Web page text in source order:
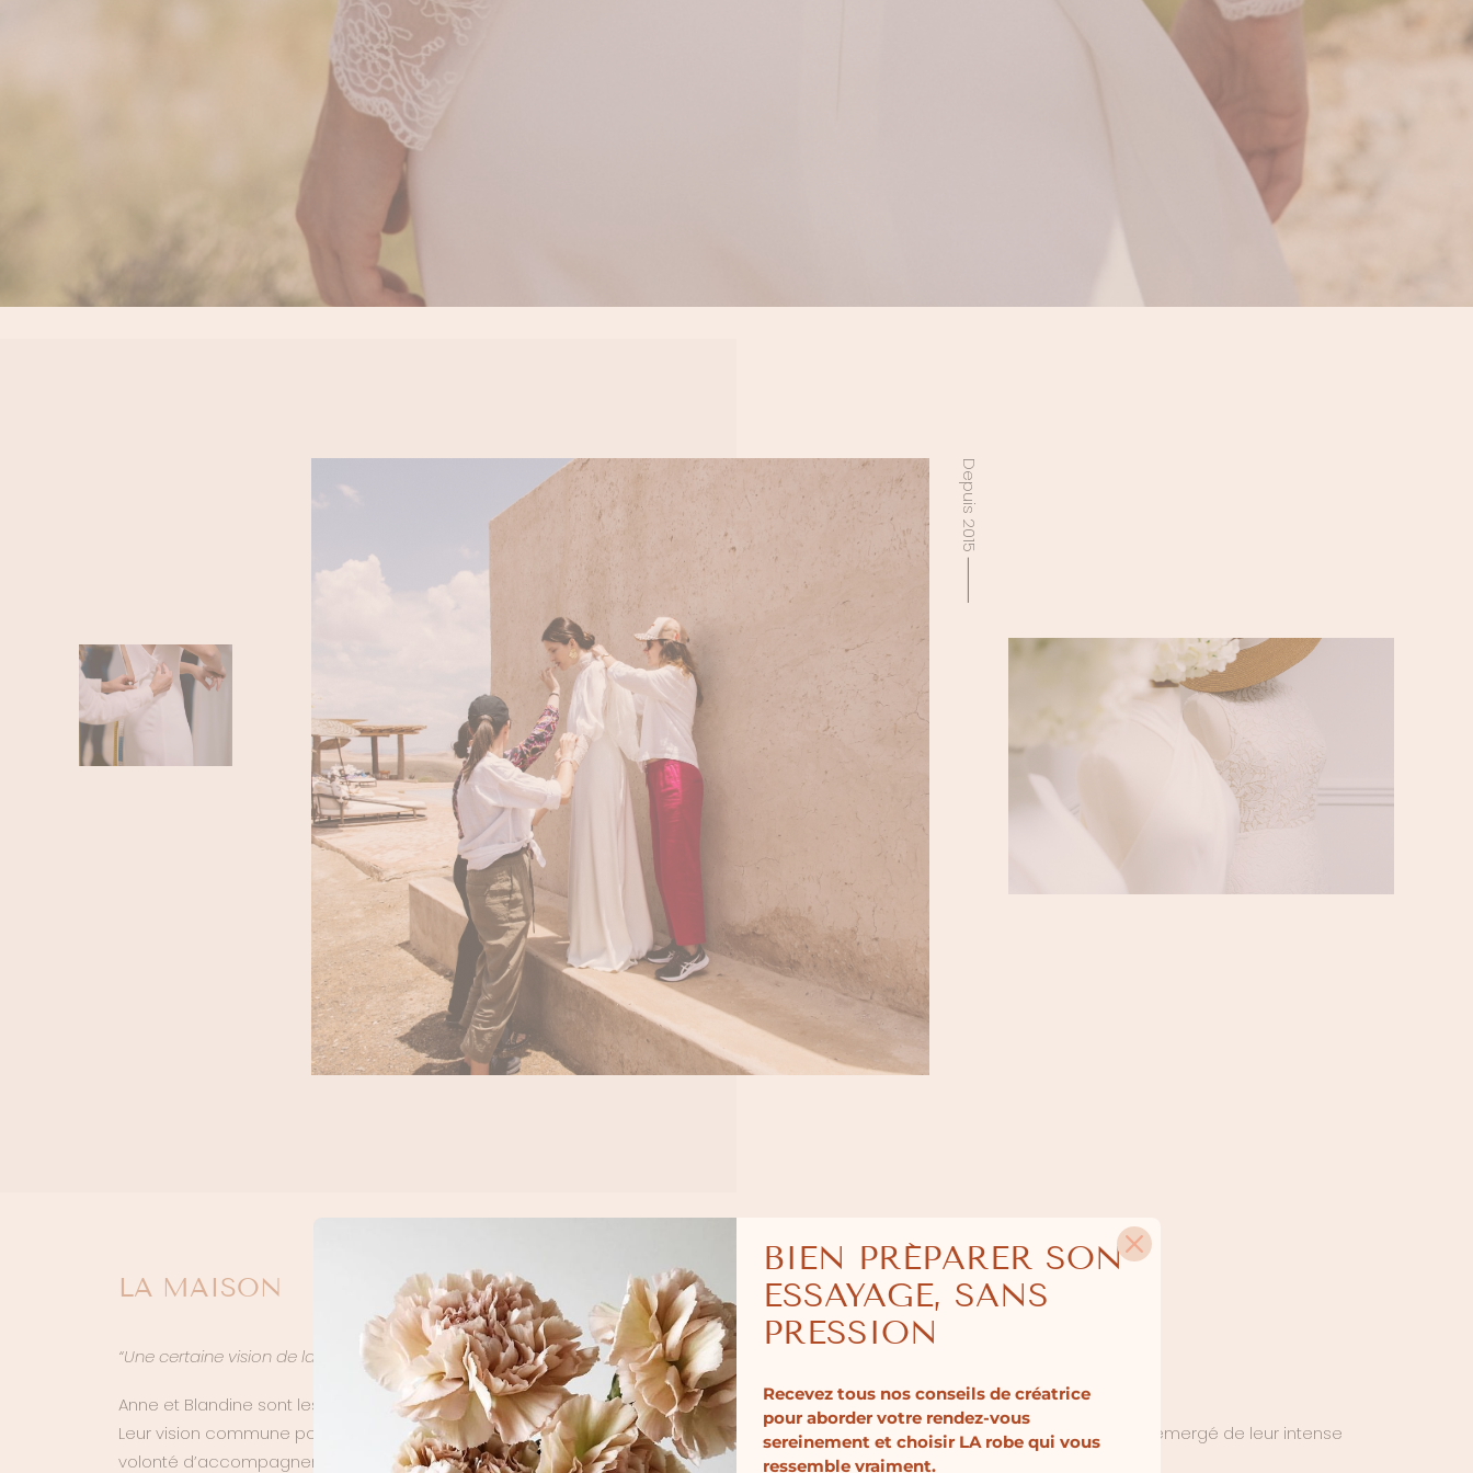
Depuis 2015 ⸻
LA MAISON
“Une certaine vision de la robe de mariée. Une femme libre, indépendante, solaire, sûre d’elle.”
Anne et Blandine sont les fondatrices de la maisonANNE DE LAFFOREST.
Leur vision commune pour la mode et le style indémodable est le fil conducteur de leur histoire. Le choix de larobe de mariée
a émergé de leur intense
volonté d’accompagner les femmes pour ce jour si spécial en créant des robes intemporelles, inoubliables et uniques.
BIEN PRÉPARER SON
ESSAYAGE, SANS
PRESSION
Recevez tous nos conseils de créatrice
pour aborder votre rendez-vous
sereinement et choisir LA robe qui vous
ressemble vraiment.